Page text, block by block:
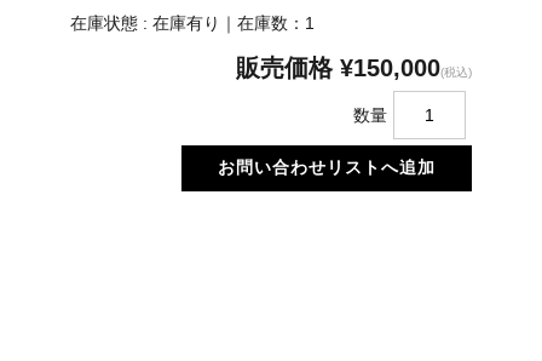
在庫状態 : 在庫有り｜在庫数：1
販売価格 ¥150,000(税込)
数量